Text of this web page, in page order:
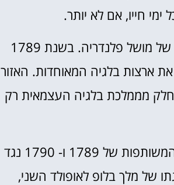
חייו, אם לא יותר.
בריסל הפכה לחלק מהאימפריה הספרדית בשנת 1477 ומקום מושבו של מושל פלנדריה. בשנת 1789
ארצות בלגיה המאוחדות. האזור
חלק מממלכת בלגיה העצמאית רק
הפרלמנט הבלגי וארגון מחדש של מבנה המדינה לאחר ההתקוממויות המשותפות של 1789 ו- 1790 נגד
של מלך בלופ לאופולד השני,